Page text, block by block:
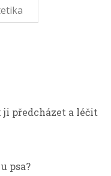
předcházet a léčit
psa?